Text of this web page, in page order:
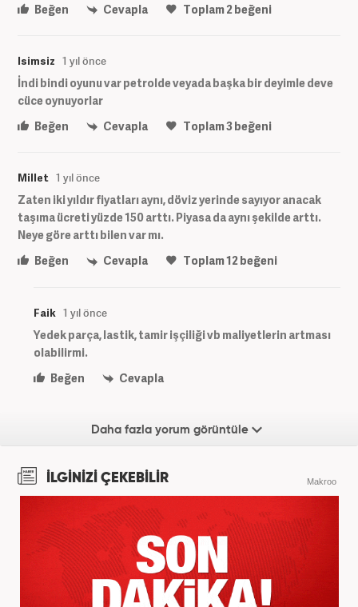
Beğen
Cevapla Toplam2 beğeni
Isimsiz 1 yıl önce
İndi bindi oyunu var petrolde veyada başka bir deyimle deve
cüce oynuyorlar
Beğen
Cevapla Toplam3beğeni
Millet 1 yıl önce
Zaten iki yıldır fiyatları aynı, döviz yerinde sayıyor anacak
taşıma ücreti yüzde 150 arttı. Piyasa da aynı şekilde arttı.
Neye göre arttı bilen var mı.
Beğen
Cevapla Toplam12beğeni
Faik 1 yıl önce
Yedek parça, lastik, tamir işçiliği vb maliyetlerin artması
olabilirmi.
Beğen
Cevapla
Daha fazla yorum görüntüle
İLGİNİZİ ÇEKEBİLİR Makroo